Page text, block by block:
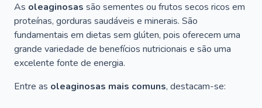
As oleaginosas são sementes ou frutos secos ricos em
proteínas, gorduras saudáveis e minerais. São
fundamentais em dietas sem glúten, pois oferecem uma
grande variedade de benefícios nutricionais e são uma
excelente fonte de energia.
Entre as oleaginosas mais comuns, destacam-se: